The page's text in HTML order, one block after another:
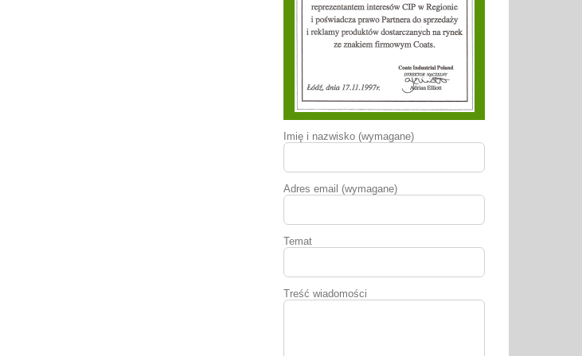
Imię i nazwisko (wymagane)
Adres email (wymagane)
Temat
Treść wiadomości